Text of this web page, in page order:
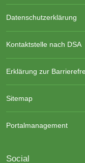
Datenschutzerklärung
Kontaktstelle nach DSA
Erklärung zur
Sitemap
Portalmanagement
Social